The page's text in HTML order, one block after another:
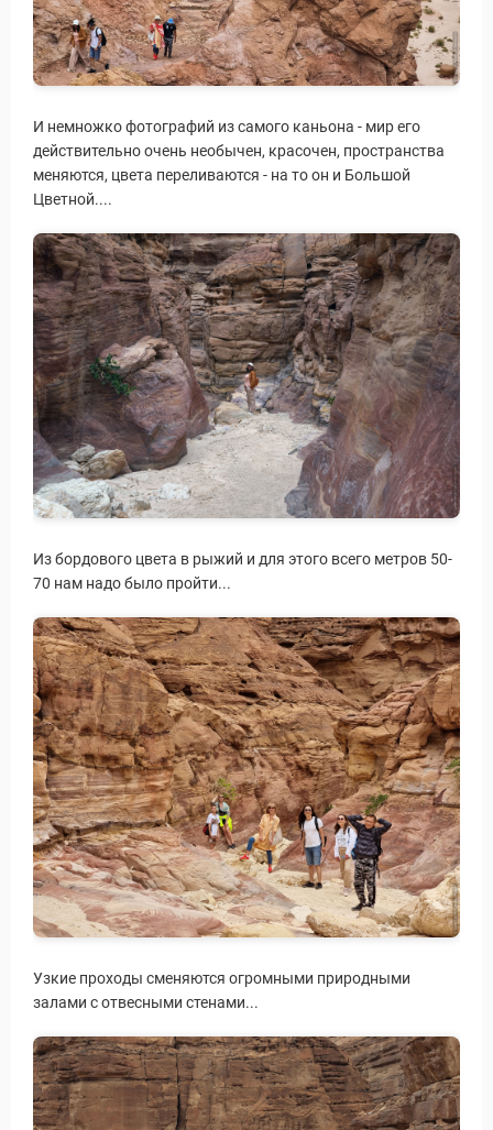
И немножко фотографий из самого каньона - мир его
действительно очень необычен, красочен, пространства
меняются, цвета переливаются - на то он и Большой
Цветной....
Из бордового цвета в рыжий и для этого всего метров 50-
70 нам надо было пройти...
Узкие проходы сменяются огромными природными
залами с отвесными стенами...